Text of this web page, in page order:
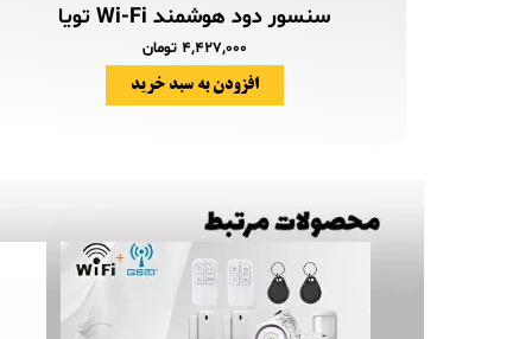
سنسور دود هوشمند Wi-Fi تویا
۴,۴۲۷,۰۰۰ تومان
افزودن به سبد خرید